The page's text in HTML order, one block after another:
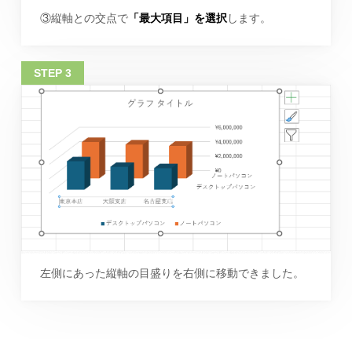
③縦軸との交点で「最大項目」を選択 します。
左側にあった縦軸の目盛りを右側に移動できました。